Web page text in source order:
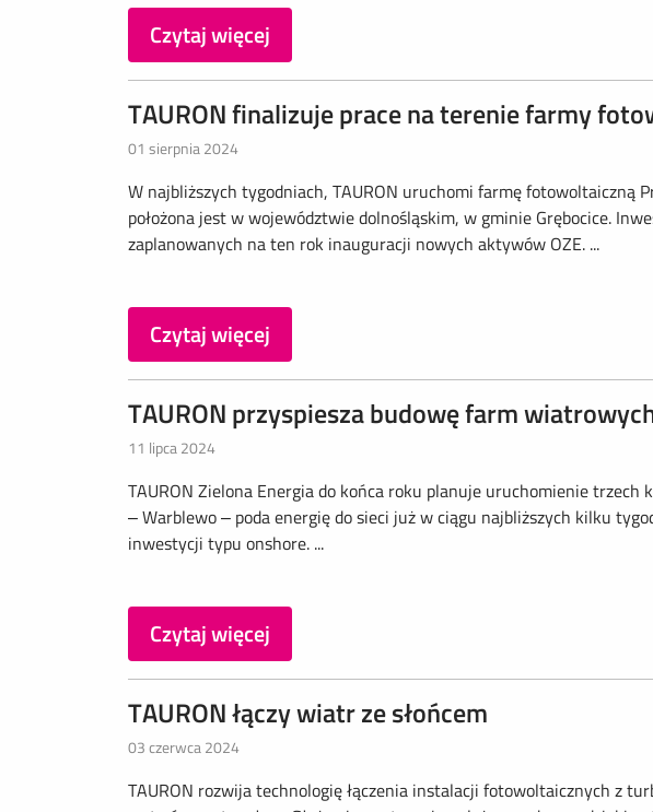
Czytaj więcej
TAURON finalizuje prace na terenie farmy
01 sierpnia 2024
W najbliższych tygodniach, TAURON uruchomi farmę fotowoltaiczną
położona jest w województwie dolnośląskim, w gminie Grębocice.
zaplanowanych na ten rok inauguracji nowych aktywów OZE. ...
Czytaj więcej
TAURON przyspiesza budowę farm
11 lipca 2024
TAURON Zielona Energia do końca roku planuje uruchomienie
– Warblewo – poda energię do sieci już w ciągu najbliższych kilku
inwestycji typu onshore. ...
Czytaj więcej
TAURON łączy wiatr ze słońcem
03 czerwca 2024
TAURON rozwija technologię łączenia instalacji fotowoltaicznych z